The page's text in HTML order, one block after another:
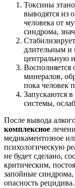
Токсины
выводятся из
человека от
синдрома,
длительным и
центральную
Восполняется
минералов,
пока человек
Запускаются
системы,
После вывода
комплексное
медикаментозное
психологическую
не будет сделано,
критическим,
запойные синдрома,
опасность рецидива.